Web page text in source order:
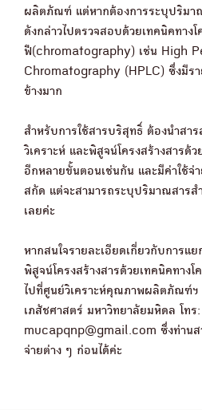
ผลิตภัณฑ์ แต่หากต้องการระบุปริมา
ดังกล่าวไปตรวจสอบด้วยเทคนิคทางโ
ฟี(chromatography) เช่น High
Chromatography (HPLC) ซึ่งมีรา
ข้างมาก
สำหรับการใช้สารบริสุทธิ์ ต้องนำสา
วิเคราะห์ และพิสูจน์โครงสร้างสารด้
อีกหลายขั้นตอนเช่นกัน และมีค่าใช้จ่า
สกัด แต่จะสามารถระบุปริมาณสาร
เลยค่ะ
หากสนใจรายละเอียดเกี่ยวกับการแย
พิสูจน์โครงสร้างสารด้วยเทคนิคทาง
ไปที่ศูนย์วิเคราะห์คุณภาพผลิตภัณฑ์
เภสัชศาสตร์ มหาวิทยาลัยมหิดล โท
mucapqnp@gmail.com ซึ่งท่านส
จ่ายต่าง ๆ ก่อนได้ค่ะ